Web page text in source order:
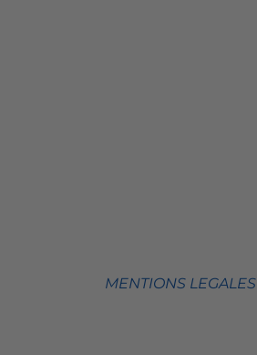
MENTIONS LEGALES